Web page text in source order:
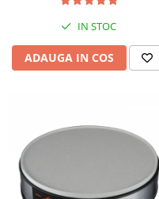
IN STOC
ADAUGA IN COS